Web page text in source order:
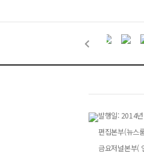
발행일: 2014
편집본부(뉴스
금요저널본부(